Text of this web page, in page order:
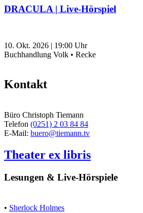
DRACULA | Live-Hörspiel
10. Okt. 2026 | 19:00 Uhr
Buchhandlung Volk • Recke
Kontakt
Büro Christoph Tiemann
Telefon (0251) 2 03 84 84
E-Mail: buero@tiemann.tv
Theater ex libris
Lesungen & Live-Hörspiele
• Sherlock Holmes